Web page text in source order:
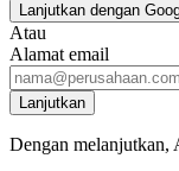
Lanjutkan dengan
Atau
Alamat email
Lanjutkan
Dengan melanjutkan,